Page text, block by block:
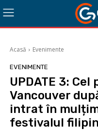
Acasă Evenimente
EVENIMENTE
UPDATE 3:
Vancouver
intrat în
festivalul